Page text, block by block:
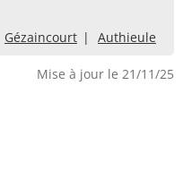
Gézaincourt Authieule
Mise à jour le 21/11/25